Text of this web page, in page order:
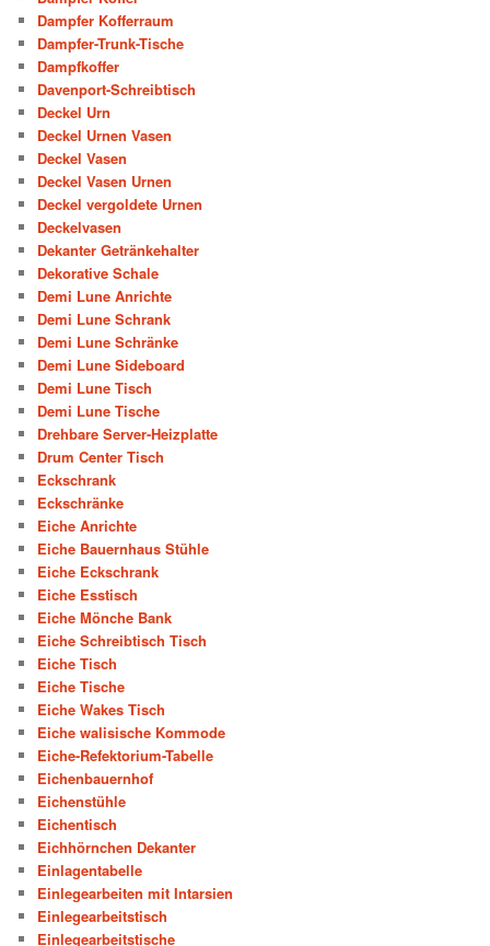
Dampfer Kofferraum
Dampfer-Trunk-Tische
Dampfkoffer
Davenport-Schreibtisch
Deckel Urn
Deckel Urnen Vasen
Deckel Vasen
Deckel Vasen Urnen
Deckel vergoldete Urnen
Deckelvasen
Dekanter Getränkehalter
Dekorative Schale
Demi Lune Anrichte
Demi Lune Schrank
Demi Lune Schränke
Demi Lune Sideboard
Demi Lune Tisch
Demi Lune Tische
Drehbare Server-Heizplatte
Drum Center Tisch
Eckschrank
Eckschränke
Eiche Anrichte
Eiche Bauernhaus Stühle
Eiche Eckschrank
Eiche Esstisch
Eiche Mönche Bank
Eiche Schreibtisch Tisch
Eiche Tisch
Eiche Tische
Eiche Wakes Tisch
Eiche walisische Kommode
Eiche-Refektorium-Tabelle
Eichenbauernhof
Eichenstühle
Eichentisch
Eichhörnchen Dekanter
Einlagentabelle
Einlegearbeiten mit Intarsien
Einlegearbeitstisch
Einlegearbeitstische